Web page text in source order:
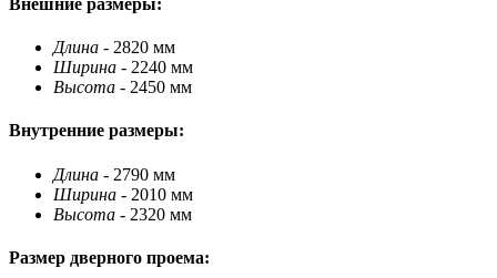
Длина - 2820 мм
Ширина - 2240 мм
Высота - 2450 мм
Внутренние размеры:
Длина - 2790 мм
Ширина - 2010 мм
Высота - 2320 мм
Размер дверного проема: